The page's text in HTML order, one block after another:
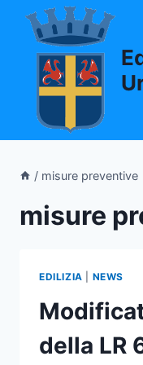
Salta
contenuto
/ misure preventive
misure
EDILIZIA NEWS
della LR